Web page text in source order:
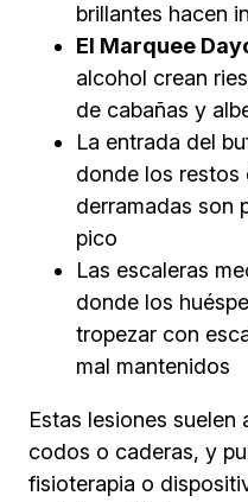
brillantes hacen
El Marquee
alcohol crean
de cabañas y
La entrada del
donde los restos
derramadas son
pico
Las escaleras
donde los
tropezar con
mal mantenidos
Estas lesiones
codos o caderas, y
fisioterapia o